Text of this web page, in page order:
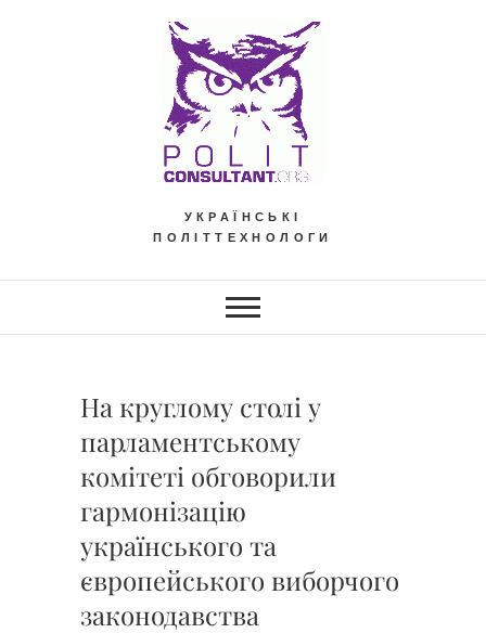
УКРАЇНСЬКІ
ПОЛІТТЕХНОЛОГИ
На круглому столі у
парламентському
комітеті обговорили
гармонізацію
українського та
європейського виборчого
законодавства